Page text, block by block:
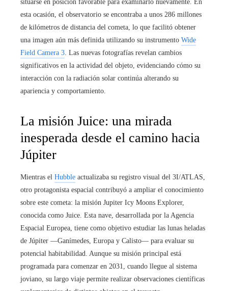
situarse en posición favorable para examinarlo nuevamente. En
esta ocasión, el observatorio se encontraba a unos 286 millones
de kilómetros de distancia del cometa, lo que facilitó obtener
una imagen aún más definida utilizando su instrumento Wide
Field Camera 3 . Las nuevas fotografías revelan cambios
significativos en la actividad del objeto, evidenciando cómo su
interacción con la radiación solar continúa alterando su
apariencia y comportamiento.
La misión Juice: una mirada
inesperada desde el camino hacia
Júpiter
Mientras el Hubble actualizaba su registro visual del 3I/ATLAS,
otro protagonista espacial contribuyó a ampliar el conocimiento
sobre este cometa: la misión Jupiter Icy Moons Explorer,
conocida como Juice. Esta nave, desarrollada por la Agencia
Espacial Europea, tiene como objetivo estudiar las lunas heladas
de Júpiter —Ganímedes, Europa y Calisto— para evaluar su
potencial habitabilidad. Aunque su misión principal está
programada para comenzar en 2031, cuando llegue al sistema
joviano, su largo viaje permite realizar observaciones científicas